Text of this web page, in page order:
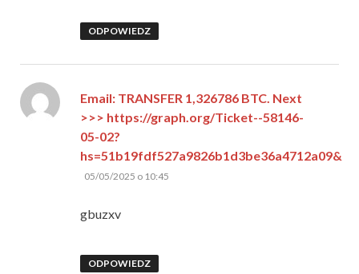
ODPOWIEDZ
Email: TRANSFER 1,326786 BTC. Next
>>> https://graph.org/Ticket--58146-
05-02?
hs=51b19fdf527a9826b1d3be36a4712a09&
pisze:
05/05/2025 o 10:45
gbuzxv
ODPOWIEDZ